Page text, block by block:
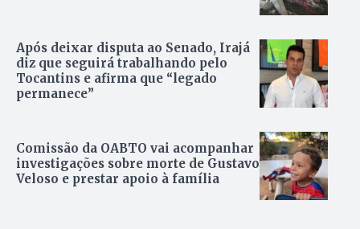
Após deixar disputa ao Senado, Irajá
diz que seguirá trabalhando pelo
Tocantins e afirma que “legado
permanece”
Comissão da OABTO vai acompanhar
investigações sobre morte de Gustavo
Veloso e prestar apoio à família